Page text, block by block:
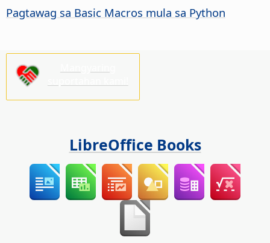
Pagtawag sa Basic Macros mula sa Python
LibreOffice Books